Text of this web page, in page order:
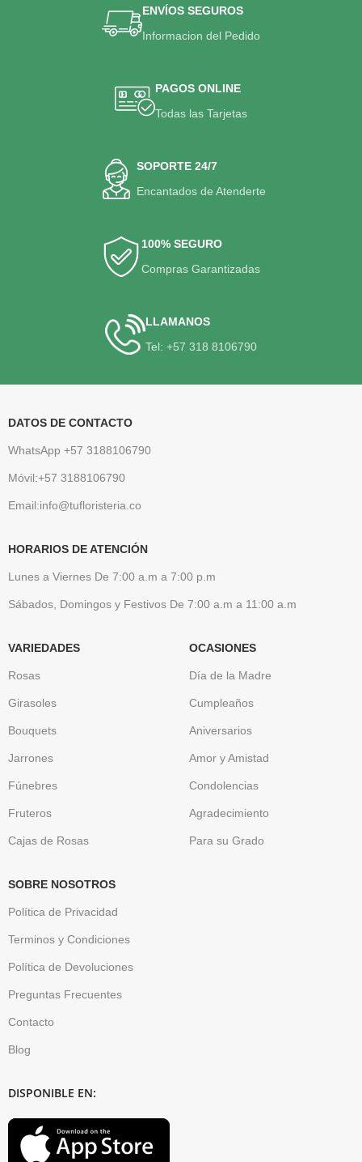
ENVÍOS SEGUROS
Informacion del Pedido
PAGOS ONLINE
Todas las Tarjetas
SOPORTE 24/7
Encantados de Atenderte
100% SEGURO
Compras Garantizadas
LLAMANOS
Tel: +57 318 8106790
DATOS DE CONTACTO
WhatsApp +57 3188106790
Móvil:+57 3188106790
Email:info@tufloristeria.co
HORARIOS DE ATENCIÓN
Lunes a Viernes De 7:00 a.m a 7:00 p.m
Sábados, Domingos y Festivos De 7:00 a.m a 11:00 a.m
VARIEDADES
Rosas
Girasoles
Bouquets
Jarrones
Fúnebres
Fruteros
Cajas de Rosas
OCASIONES
Día de la Madre
Cumpleaños
Aniversarios
Amor y Amistad
Condolencias
Agradecimiento
Para su Grado
SOBRE NOSOTROS
Política de Privacidad
Terminos y Condiciones
Política de Devoluciones
Preguntas Frecuentes
Contacto
Blog
DISPONIBLE EN: